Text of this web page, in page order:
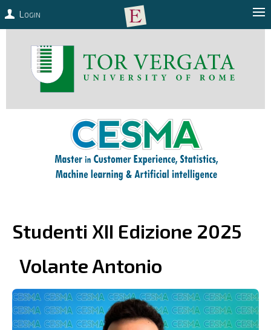
Login
Studenti XII Edizione 2025
Volante Antonio